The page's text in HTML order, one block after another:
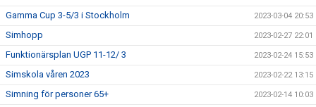
Gamma Cup 3-5/3 i Stockholm 2023-03-04 20:53
Simhopp 2023-02-27 22:01
Funktionärsplan UGP 11-12/ 3 2023-02-24 15:53
Simskola våren 2023 2023-02-22 13:15
Simning för personer 65+ 2023-02-14 10:03